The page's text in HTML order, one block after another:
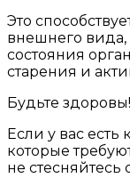
Это
внешнего
состояния
старения и
Будьте здоровы!
Если у вас
которые
не стесняйтесь